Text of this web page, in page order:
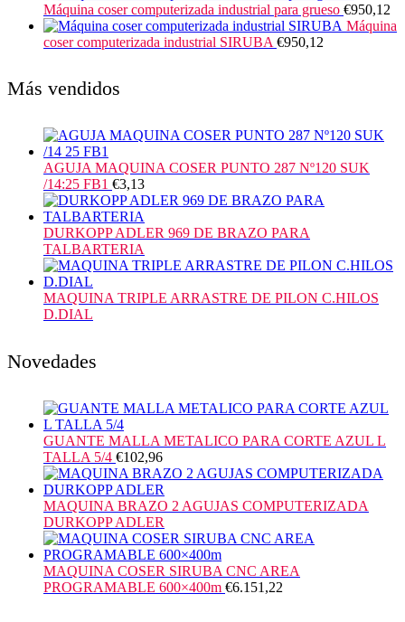
Máquina coser computerizada industrial para grueso €950,12
Máquina
coser computerizada industrial SIRUBA €950,12
Más vendidos
AGUJA MAQUINA COSER PUNTO 287 Nº120 SUK
/14:25 FB1 €3,13
DURKOPP ADLER 969 DE BRAZO PARA
TALBARTERIA
MAQUINA TRIPLE ARRASTRE DE PILON C.HILOS
D.DIAL
Novedades
GUANTE MALLA METALICO PARA CORTE AZUL L
TALLA 5/4 €102,96
MAQUINA BRAZO 2 AGUJAS COMPUTERIZADA
DURKOPP ADLER
MAQUINA COSER SIRUBA CNC AREA
PROGRAMABLE 600×400m €6.151,22